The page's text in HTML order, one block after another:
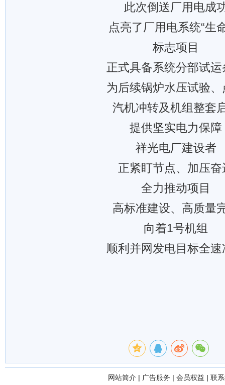
此次倒送厂用电成
点亮了厂用电系统“生
标志项目
正式具备系统分部试运
为后续锅炉水压试验、
汽机冲转及机组整套
提供坚实电力保障
祥光电厂建设者
正紧盯节点、加压奋
全力推动项目
高标准建设、高质量
向着1号机组
顺利并网发电目标全速
网站简介 | 广告服务 | 会员权益 | 联